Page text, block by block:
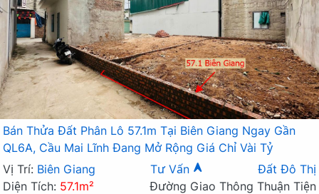
Bán Thửa Đất Phân Lô 57.1m Tại Biên Giang Ngay Gần
QL6A, Cầu Mai Lĩnh Đang Mở Rộng Giá Chỉ Vài Tỷ
Vị Trí: Biên Giang Tư Vấn
Đất Đô Thị
Diện Tích: 57.1m²
Đường Giao Thông Thuận Tiện